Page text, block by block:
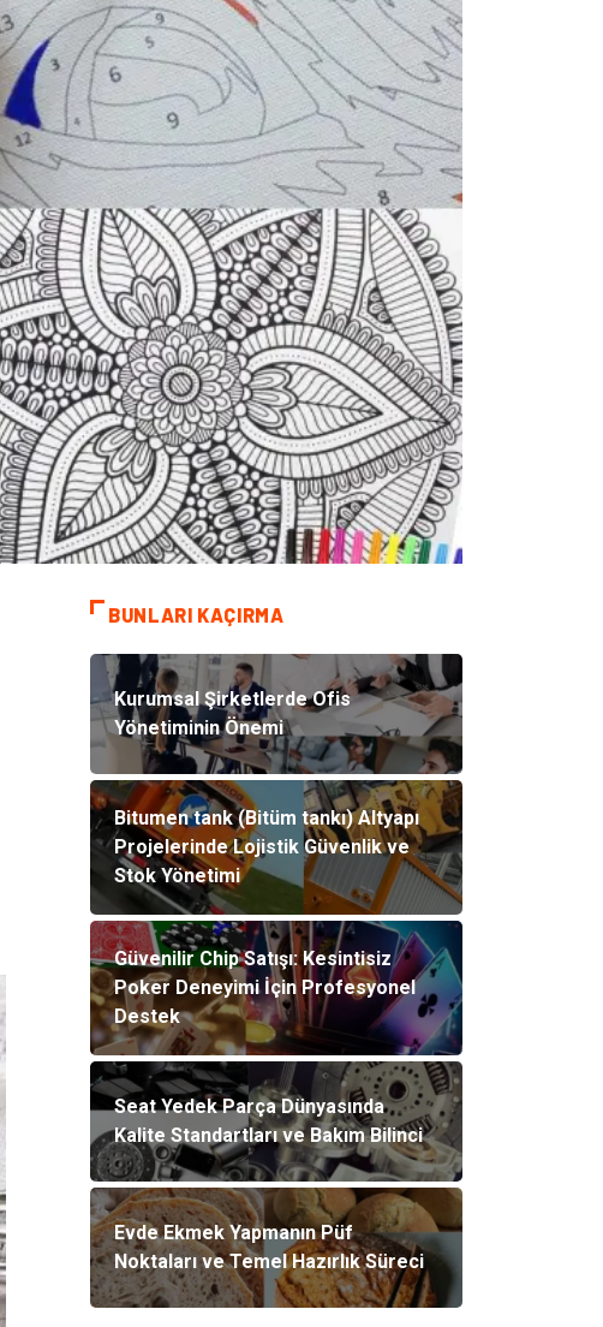
BUNLARI KAÇIRMA
Kurumsal Şirketlerde Ofis
Yönetiminin Önemi
Bitumen tank (Bitüm tankı) Altyapı
Projelerinde Lojistik Güvenlik ve
Stok Yönetimi
Güvenilir Chip Satışı: Kesintisiz
Poker Deneyimi İçin Profesyonel
Destek
Seat Yedek Parça Dünyasında
Kalite Standartları ve Bakım Bilinci
Evde Ekmek Yapmanın Püf
Noktaları ve Temel Hazırlık Süreci